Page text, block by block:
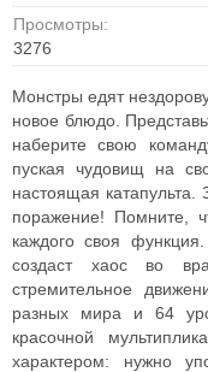
Просмотры:
3276
Монстры едят
новое блюдо.
наберите свою
пуская чудовищ на
настоящая
поражение! Помните,
каждого своя
создаст хаос во
стремительное
разных мира и 64
красочной
характером: нужно